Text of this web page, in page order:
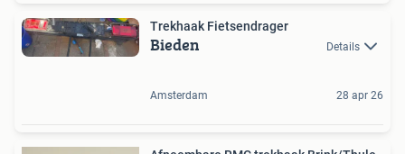
Trekhaak Fietsendrager
Bieden Details
Amsterdam 28 apr 26